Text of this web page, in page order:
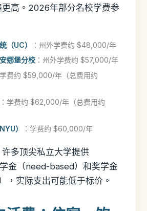
高。2026年部分名校学费参
（UC）
：州外学费约 $48,000/年
娜堡分校：州外学费约 $57,000/年
费约 $59,000/年（总费用约
学费约 $62,000/年（总费用约
）
：学费约 $60,000/年
多顶尖私立大学提供
金（need-based）和奖学金
，实际支出可能低于标价。